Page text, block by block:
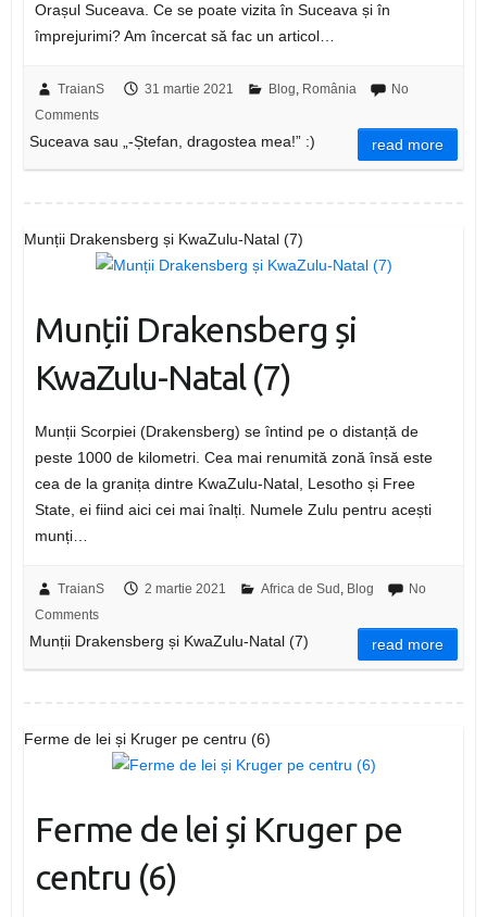
Orașul Suceava. Ce se poate vizita în Suceava și în
împrejurimi? Am încercat să fac un articol…
TraianS 31 martie 2021 Blog, România
No
Comments
Suceava sau „-Ștefan, dragostea mea!” :) read more
Munții Drakensberg și KwaZulu-Natal (7)
Munții Drakensberg și
KwaZulu-Natal (7)
Munții Scorpiei (Drakensberg) se întind pe o distanță de
peste 1000 de kilometri. Cea mai renumită zonă însă este
cea de la granița dintre KwaZulu-Natal, Lesotho și Free
State, ei fiind aici cei mai înalți. Numele Zulu pentru acești
munți…
TraianS 2 martie 2021 Africa de Sud , Blog
No
Comments
Munții Drakensberg și KwaZulu-Natal (7) read more
Ferme de lei și Kruger pe centru (6)
Ferme de lei și Kruger pe
centru (6)